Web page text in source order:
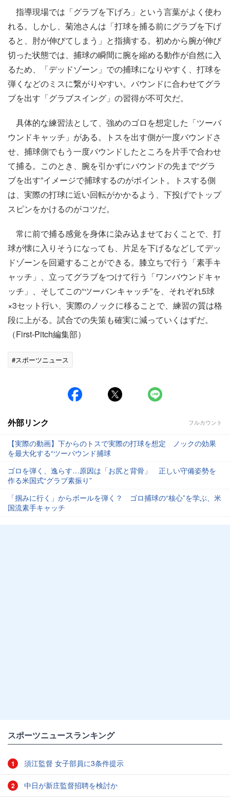
指導現場では「グラブを下げろ」という言葉がよく使わ
れる。しかし、菊池さんは「打球を捕る前にグラブを下げ
ると、肘が伸びてしまう」と指摘する。初めから腕が伸び
切った状態では、捕球の瞬間に腕を縮める動作が自然に入
るため、「デッドゾーン」での捕球になりやすく、打球を
弾くなどのミスに繋がりやすい。バウンドに合わせてグラ
ブを出す「グラブスイング」の習得が不可欠だ。
具体的な練習法として、強めのゴロを想定した「ツーバ
ウンドキャッチ」がある。トスを出す側が一度バウンドさ
せ、捕球側でもう一度バウンドしたところを片手で合わせ
て捕る。このとき、腕を引かずにバウンドの先まで“グラ
ブを出す”イメージで捕球するのがポイント。トスする側
は、実際の打球に近い回転がかかるよう、下投げでトップ
スピンをかけるのがコツだ。
常に前で捕る感覚を身体に染み込ませておくことで、打
球が懐に入りそうになっても、片足を下げるなどしてデッ
ドゾーンを回避することができる。膝立ちで行う「素手キ
ャッチ」、立ってグラブをつけて行う「ワンバウンドキャ
ッチ」、そしてこの“ツーバンキャッチ”を、それぞれ5球
×3セット行い、実際のノックに移ることで、練習の質は格
段に上がる。試合での失策も確実に減っていくはずだ。
（First-Pitch編集部）
#スポーツニュース
外部リンク フルカウント
【実際の動画】下からのトスで実際の打球を想定 ノックの効果
を最大化する“ツーバウンド捕球
ゴロを弾く、逸らす…原因は「お尻と背骨」 正しい守備姿勢を
作る米国式“グラブ素振り”
「掴みに行く」からボールを弾く？ ゴロ捕球の“核心”を学ぶ、米
国流素手キャッチ
スポーツニュースランキング
1 須江監督 女子部員に3条件提示
2 中日が新庄監督招聘を検討か